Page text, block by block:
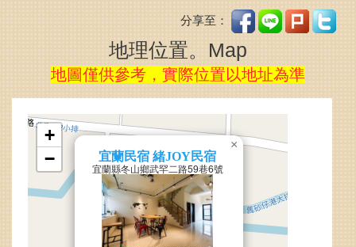
分享至：
地理位置。Map
地圖僅供參考，實際位置以地址為準
宜蘭民宿 緒JOY民宿
宜蘭縣冬山鄉武罕二路59巷6號
×
+
−